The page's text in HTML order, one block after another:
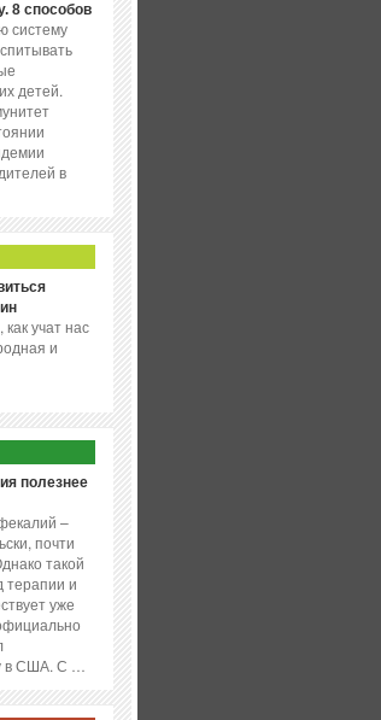
8 способов
систему
детей.
в
учат нас
и
полезнее
–
почти
такой
и
уже
в США. С …